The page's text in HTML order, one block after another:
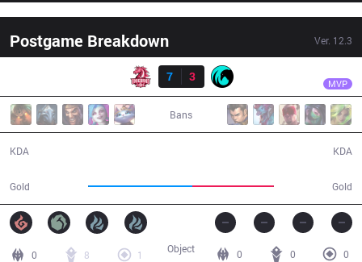
Postgame Breakdown Ver. 12.3
7
3 MVP
Bans
KDA
Gold Gold
KDA
0 8
1
0 0
0
Object